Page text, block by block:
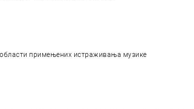
примењених истраживања музике